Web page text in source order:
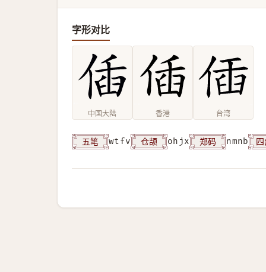
字形对比
中国大陆 香港 台湾
五笔 wtfv 仓颉 ohjx 郑码 nmnb